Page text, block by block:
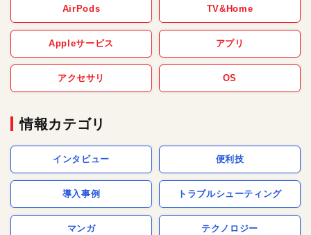
AirPods TV&Home
Appleサービス アプリ
アクセサリ OS
情報カテゴリ
インタビュー 便利技
導入事例 トラブルシューティング
マンガ テクノロジー